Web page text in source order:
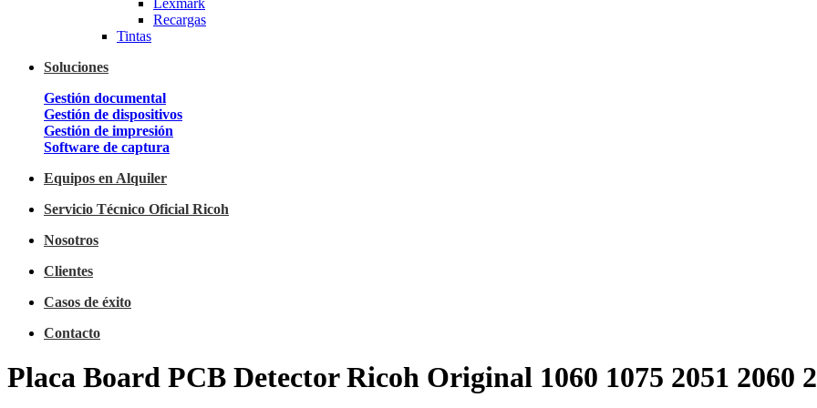
Lexmark
Recargas
Tintas
Soluciones
Gestión documental
Gestión de dispositivos
Gestión de impresión
Software de captura
Equipos en Alquiler
Servicio Técnico Oficial Ricoh
Nosotros
Clientes
Casos de éxito
Contacto
Placa Board PCB Detector Ricoh Original 1060 1075 2051 2060